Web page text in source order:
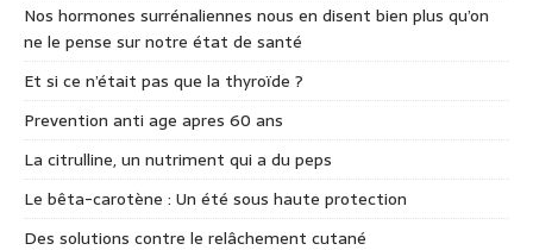
Nos hormones surrénaliennes nous en disent bien plus qu’on
ne le pense sur notre état de santé
Et si ce n’était pas que la thyroïde ?
Prevention anti age apres 60 ans
La citrulline, un nutriment qui a du peps
Le bêta-carotène : Un été sous haute protection
Des solutions contre le relâchement cutané